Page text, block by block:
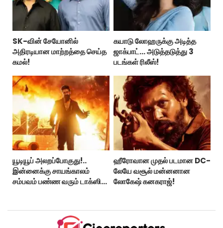
SK-வின் சேயோனில்
அதிரடியான மாற்றத்தை செய்த
கமல்!
கயாடு லோஹருக்கு அடித்த
ஜாக்பாட்... அடுத்தடுத்து 3
படங்கள் ரிலீஸ்!
யூடியூப் அலறப்போகுது!..
இன்னைக்கு சாயங்காலம்
சம்பவம் பண்ண வரும் டாக்ஸிக்
ஹீரோவான முதல் படமான DC-
லேயே வசூல் மன்னனான
லோகேஷ் கனகராஜ்!